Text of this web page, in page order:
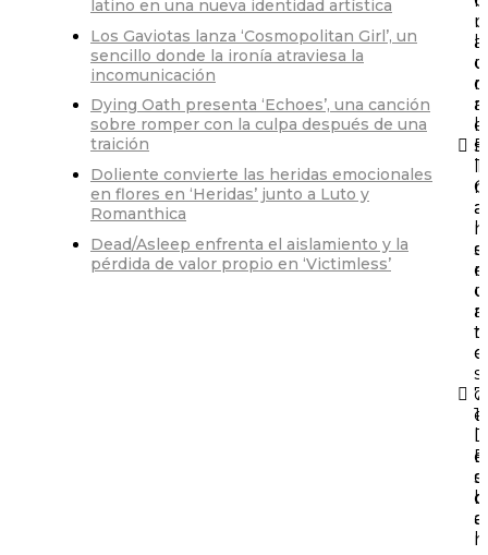
latino en una nueva identidad artística
Los Gaviotas lanza ‘Cosmopolitan Girl’, un
sencillo donde la ironía atraviesa la
incomunicación
Dying Oath presenta ‘Echoes’, una canción
sobre romper con la culpa después de una
traición
Doliente convierte las heridas emocionales
en flores en ‘Heridas’ junto a Luto y
Romanthica
Dead/Asleep enfrenta el aislamiento y la
pérdida de valor propio en ‘Victimless’
r
a
ci
o
n
e
s
T
r
a
n
s
e
ú
n
t
e
s
7
1
D
e
ci
b
e
l
u
lt
u
r
a
l
E
l
C
a
l
e
n
d
a
ri
o
d
e
l
E
s
c
a
r